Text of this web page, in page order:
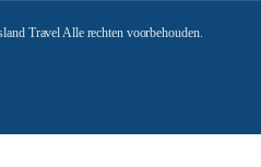
Travel Alle rechten voorbehouden.